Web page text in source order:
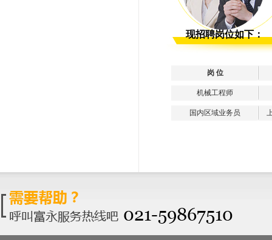
现招聘岗位如下：
岗 位
机械工程师
国内区域业务员